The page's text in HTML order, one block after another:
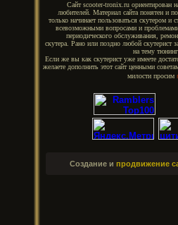
Сайт scooter-tronix.ru ориентирован
любителей. Материал сайта понятен и
только начинает пользоваться скутером и
всевозможными вопросами и
периодического обслуживания,
скутера. Рано или поздно любой скутерист
на тему
Если же вы как скутерист уже имеете
желаете дополнить этот сайт ценными
милости просим
Создание и продвижение